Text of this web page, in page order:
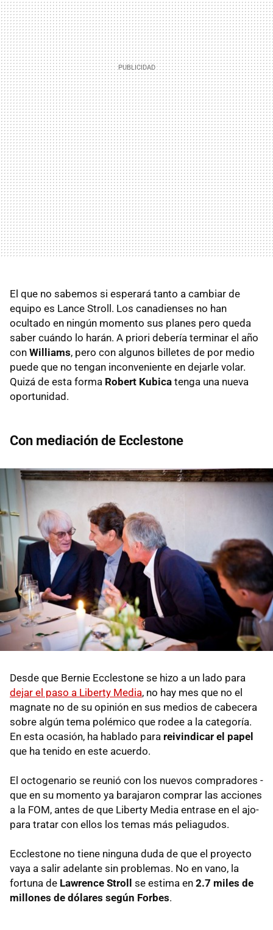
El que no sabemos si esperará tanto a cambiar de
equipo es Lance Stroll. Los canadienses no han
ocultado en ningún momento sus planes pero queda
saber cuándo lo harán. A priori debería terminar el año
con Williams, pero con algunos billetes de por medio
puede que no tengan inconveniente en dejarle volar.
Quizá de esta forma Robert Kubica tenga una nueva
oportunidad.
Con mediación de Ecclestone
Desde que Bernie Ecclestone se hizo a un lado para
dejar el paso a Liberty Media, no hay mes que no el
magnate no de su opinión en sus medios de cabecera
sobre algún tema polémico que rodee a la categoría.
En esta ocasión, ha hablado para reivindicar el papel
que ha tenido en este acuerdo.
El octogenario se reunió con los nuevos compradores -
que en su momento ya barajaron comprar las acciones
a la FOM, antes de que Liberty Media entrase en el ajo-
para tratar con ellos los temas más peliagudos.
Ecclestone no tiene ninguna duda de que el proyecto
vaya a salir adelante sin problemas. No en vano, la
fortuna de Lawrence Stroll se estima en 2.7 miles de
millones de dólares según Forbes.